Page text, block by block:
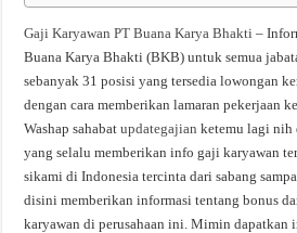
Gaji Karyawan PT Buana Karya Bhakti –
Buana Karya Bhakti (BKB) untuk semua
sebanyak 31 posisi yang tersedia lowongan
dengan cara memberikan lamaran pekerjaan
Washap sahabatupdategajian ketemu lagi nih
yang selalu memberikan info gaji karyawan
sikami di Indonesia tercinta dari sabang
disini memberikan informasi tentang bonus
karyawan di perusahaan ini. Mimin dapatkan